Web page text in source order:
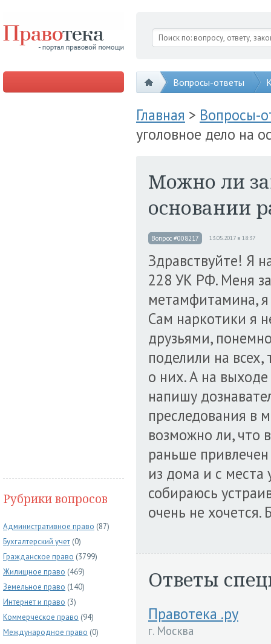
Вопросы-ответы
Рубрики вопросов
Административное право (87)
Бухгалтерский учет (0)
Гражданское право (3799)
Жилищное право (469)
Земельное право (140)
Интернет и право (3)
Коммерческое право (94)
Международное право (0)
Главная > Вопросы-
уголовное дело на
Можно ли
основании
Вопрос #008217 13.05.2017 в 18:37
Здравствуйте! Я
228 УК РФ. Меня
метамфитамина,
Сам наркотики я
друзьями,
поделили на
о них. А на
напишу
преследования в
возможно ли, что
раньше
из дома и с места
собираюсь
очень не
Ответы
Правотека .ру
г. Москва